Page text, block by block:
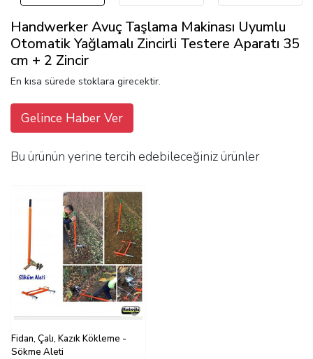
Handwerker Avuç Taşlama Makinası Uyumlu
Otomatik Yağlamalı Zincirli Testere Aparatı 35
cm + 2 Zincir
En kısa sürede stoklara girecektir.
Gelince Haber Ver
Bu ürünün yerine tercih edebileceğiniz ürünler
Fidan, Çalı, Kazık Kökleme -
Sökme Aleti